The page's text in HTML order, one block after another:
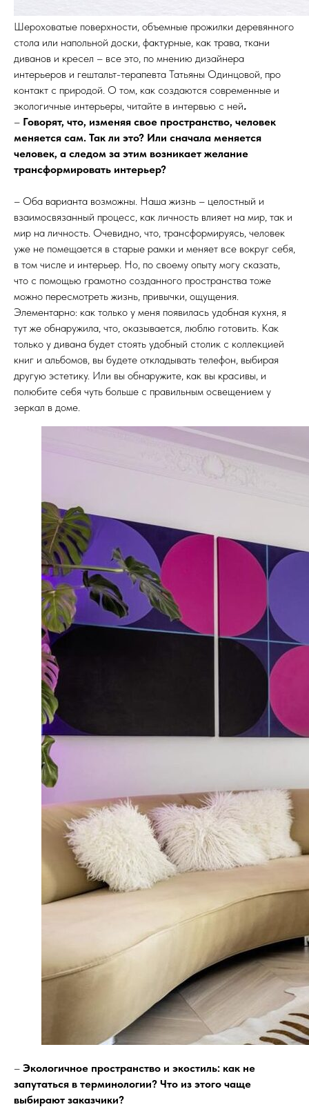
Шероховатые поверхности, объемные прожилки деревянного
стола или напольной доски, фактурные, как трава, ткани
диванов и кресел – все это, по мнению дизайнера
интерьеров и гештальт-терапевта Татьяны Одинцовой, про
контакт с природой. О том, как создаются современные и
экологичные интерьеры, читайте в интервью с ней.
– Говорят, что, изменяя свое пространство, человек
меняется сам. Так ли это? Или сначала меняется
человек, а следом за этим возникает желание
трансформировать интерьер?
– Оба варианта возможны. Наша жизнь – целостный и
взаимосвязанный процесс, как личность влияет на мир, так и
мир на личность. Очевидно, что, трансформируясь, человек
уже не помещается в старые рамки и меняет все вокруг себя,
в том числе и интерьер. Но, по своему опыту могу сказать,
что с помощью грамотно созданного пространства тоже
можно пересмотреть жизнь, привычки, ощущения.
Элементарно: как только у меня появилась удобная кухня, я
тут же обнаружила, что, оказывается, люблю готовить. Как
только у дивана будет стоять удобный столик с коллекцией
книг и альбомов, вы будете откладывать телефон, выбирая
другую эстетику. Или вы обнаружите, как вы красивы, и
полюбите себя чуть больше с правильным освещением у
зеркал в доме.
– Экологичное пространство и экостиль: как не
запутаться в терминологии? Что из этого чаще
выбирают заказчики?